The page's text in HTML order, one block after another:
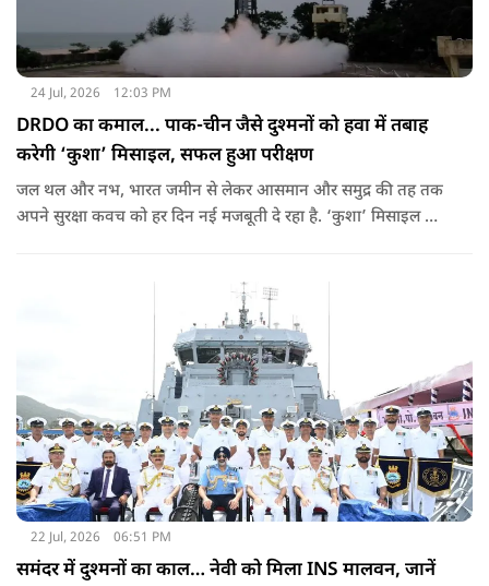
24 Jul, 2026 12:03 PM
DRDO का कमाल... पाक-चीन जैसे दुश्मनों को हवा में तबाह
करेगी ‘कुशा’ मिसाइल, सफल हुआ परीक्षण
जल थल और नभ, भारत जमीन से लेकर आसमान और समुद्र की तह तक
अपने सुरक्षा कवच को हर दिन नई मजबूती दे रहा है. ‘कुशा’ मिसाइल का
22 Jul, 2026 06:51 PM
समंदर में दुश्मनों का काल… नेवी को मिला INS मालवन, जानें